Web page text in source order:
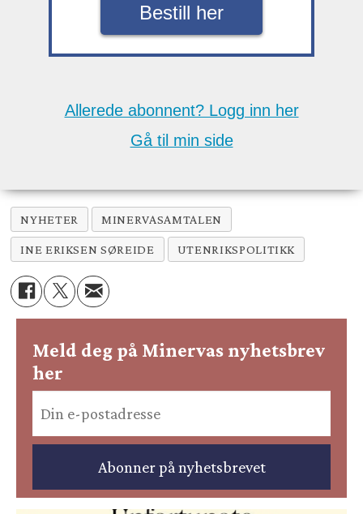
Bestill her
Allerede abonnent? Logg inn her
Gå til min side
NYHETER MINERVASAMTALEN
INE ERIKSEN SØREIDE UTENRIKSPOLITIKK
Meld deg på Minervas nyhetsbrev
her